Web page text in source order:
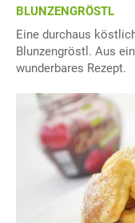
BLUNZENGRÖSTL
Eine durchaus
Blunzengröstl. Aus
wunderbares Rezept.